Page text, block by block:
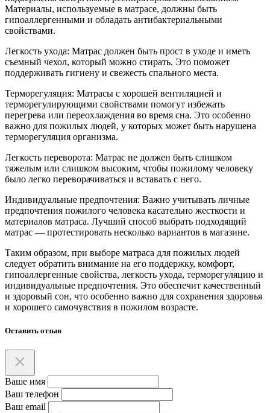
Материалы, используемые в матрасе, должны быть
гипоаллергенными и обладать антибактериальными
свойствами.
Легкость ухода: Матрас должен быть прост в уходе и иметь
съемный чехол, который можно стирать. Это поможет
поддерживать гигиену и свежесть спального места.
Терморегуляция: Матрасы с хорошей вентиляцией и
терморегулирующими свойствами помогут избежать
перегрева или переохлаждения во время сна. Это особенно
важно для пожилых людей, у которых может быть нарушена
терморегуляция организма.
Легкость переворота: Матрас не должен быть слишком
тяжелым или слишком высоким, чтобы пожилому человеку
было легко переворачиваться и вставать с него.
Индивидуальные предпочтения: Важно учитывать личные
предпочтения пожилого человека касательно жесткости и
материалов матраса. Лучший способ выбрать подходящий
матрас — протестировать несколько вариантов в магазине.
Таким образом, при выборе матраса для пожилых людей
следует обратить внимание на его поддержку, комфорт,
гипоаллергенные свойства, легкость ухода, терморегуляцию и
индивидуальные предпочтения. Это обеспечит качественный
и здоровый сон, что особенно важно для сохранения здоровья
и хорошего самочувствия в пожилом возрасте.
Оставить отзыв
Ваше имя
Ваш телефон
Ваш email